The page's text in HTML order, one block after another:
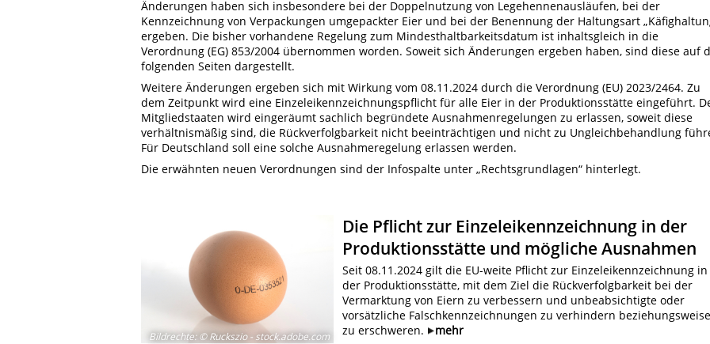
Änderungen haben sich insbesondere bei der Doppelnutzung von Legehennenausläufen, bei der
Kennzeichnung von Verpackungen umgepackter Eier und bei der Benennung der Haltungsart
ergeben. Die bisher vorhandene Regelung zum Mindesthaltbarkeitsdatum ist inhaltsgleich in die
Verordnung (EG) 853/2004 übernommen worden. Soweit sich Änderungen ergeben haben, sind diese auf
folgenden Seiten dargestellt.
Weitere Änderungen ergeben sich mit Wirkung vom 08.11.2024 durch die Verordnung (EU) 2023/2464. Zu
dem Zeitpunkt wird eine Einzeleikennzeichnungspflicht für alle Eier in der Produktionsstätte eingeführt.
Mitgliedstaaten wird eingeräumt sachlich begründete Ausnahmenregelungen zu erlassen, soweit diese
verhältnismäßig sind, die Rückverfolgbarkeit nicht beeinträchtigen und nicht zu Ungleichbehandlung
Für Deutschland soll eine solche Ausnahmeregelung erlassen werden.
Die erwähnten neuen Verordnungen sind der Infospalte unter „Rechtsgrundlagen“ hinterlegt.
Bildrechte:© Ruckszio - stock.adobe.com
Die Pflicht zur Einzeleikennzeichnung in der
Produktionsstätte und mögliche Ausnahmen
Seit 08.11.2024 gilt die EU-weite Pflicht zur Einzeleikennzeichnung in
der Produktionsstätte, mit dem Ziel die Rückverfolgbarkeit bei der
Vermarktung von Eiern zu verbessern und unbeabsichtigte oder
vorsätzliche Falschkennzeichnungen zu verhindern
zu erschweren.
mehr